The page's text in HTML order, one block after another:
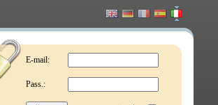
E-mail:
Pass.: